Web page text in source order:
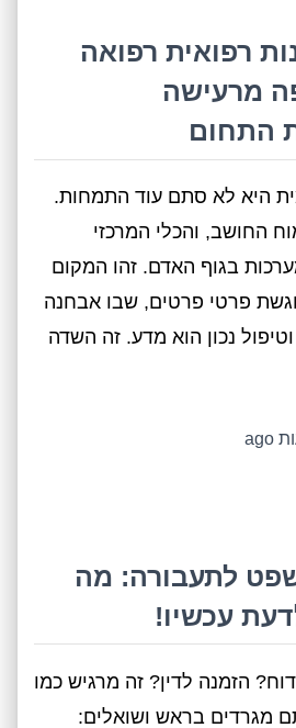
רפואית רפואה
מרעישה
התחום
היא לא סתם עוד התמחות.
החושב, והכלי המרכזי
בגוף האדם. זהו המקום
פרטי פרטים, שבו אבחנה
נכון הוא מדע. זה השדה
ago
לתעבורה: מה
עכשיו!
הזמנה לדין? זה מרגיש כמו
מגרדים בראש ושואלים: